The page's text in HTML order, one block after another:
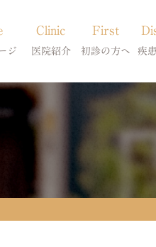
ジ
Clinic
医院紹介
院のご紹介
First
初診の方へ 疾
アトピー・
膿皮症・脂
脱毛症・ア